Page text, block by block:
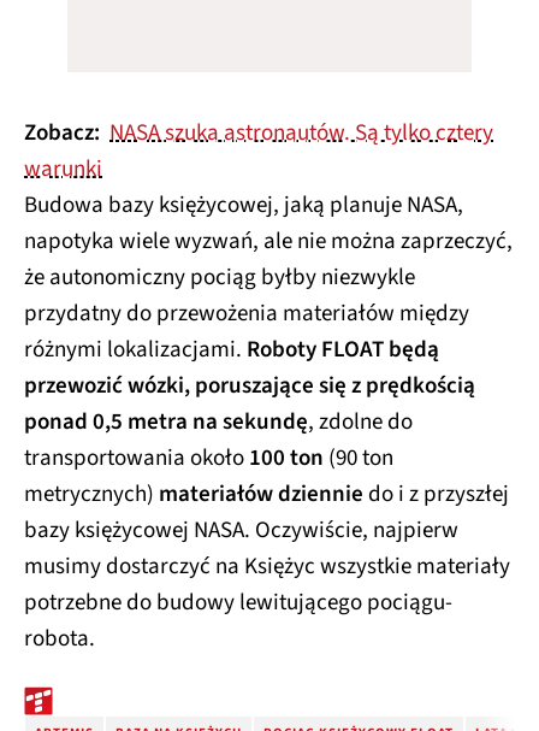
Zobacz: NASA szuka astronautów. Są tylko cztery
warunki
Budowa bazy księżycowej, jaką planuje NASA,
napotyka wiele wyzwań, ale nie można zaprzeczyć,
że autonomiczny pociąg byłby niezwykle
przydatny do przewożenia materiałów między
różnymi lokalizacjami. Roboty FLOAT będą
przewozić wózki, poruszające się z prędkością
ponad 0,5 metra na sekundę, zdolne do
transportowania około100 ton (90 ton
metrycznych) materiałów dziennie do i z przyszłej
bazy księżycowej NASA. Oczywiście, najpierw
musimy dostarczyć na Księżyc wszystkie materiały
potrzebne do budowy lewitującego pociągu-
robota.